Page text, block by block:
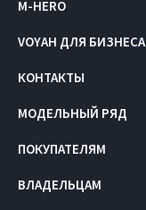
M-HERO
VOYAH ДЛЯ БИЗНЕСА
КОНТАКТЫ
МОДЕЛЬНЫЙ РЯД
ПОКУПАТЕЛЯМ
ВЛАДЕЛЬЦАМ